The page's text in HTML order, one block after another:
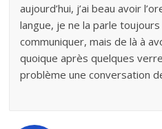
aujourd’hui, j’ai beau avoir
langue, je ne la parle
communiquer, mais de là à
quoique après quelques
problème une conversation